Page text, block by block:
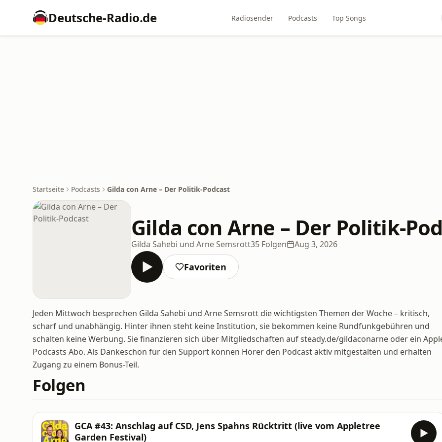
Deutsche-Radio.de Radiosender Podcasts Top Songs
Startseite Podcasts Gilda con Arne – Der Politik-Podcast
Gilda con Arne – Der Politik-
Gilda Sahebi und Arne Semsrott35 Folgen Aug 3, 2026
Favoriten
Jeden Mittwoch besprechen Gilda Sahebi und Arne Semsrott die wichtigsten Themen der Woche – kritisch,
scharf und unabhängig. Hinter ihnen steht keine Institution, sie bekommen keine Rundfunkgebühren und
schalten keine Werbung. Sie finanzieren sich über Mitgliedschaften auf steady.de/gildaconarne oder ein
Podcasts Abo. Als Dankeschön für den Support können Hörer den Podcast aktiv mitgestalten und erhalten
Zugang zu einem Bonus-Teil.
Folgen
GCA #43: Anschlag auf CSD, Jens Spahns Rücktritt (live vom Appletree
Garden Festival)